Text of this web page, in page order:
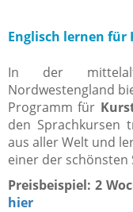
Englisch lernen für
In der
Nordwestengland
Programm für
den Sprachkursen
aus aller Welt und
einer der schönsten
Preisbeispiel: 2
hier